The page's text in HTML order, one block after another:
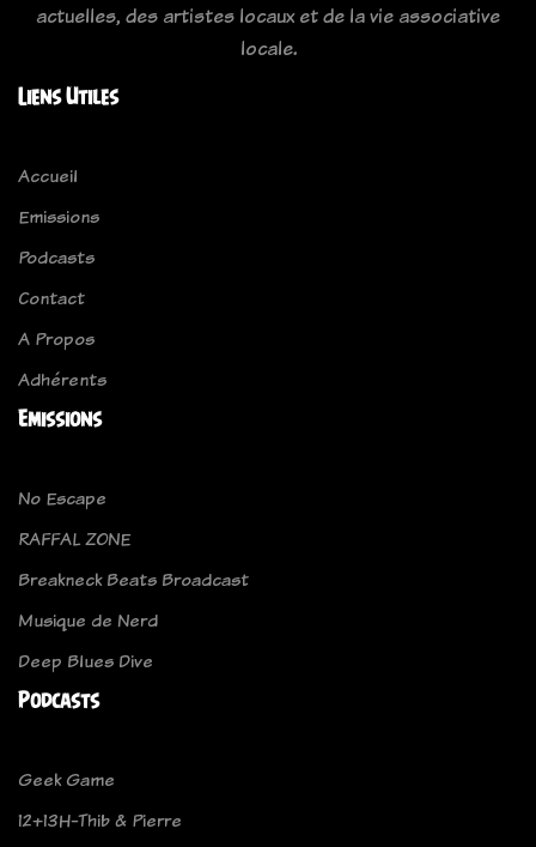
actuelles, des artistes locaux et de la vie associative
locale.
Liens Utiles
Accueil
Emissions
Podcasts
Contact
A Propos
Adhérents
Emissions
No Escape
RAFFAL ZONE
Breakneck Beats Broadcast
Musique de Nerd
Deep Blues Dive
Podcasts
Geek Game
12+13H-Thib & Pierre